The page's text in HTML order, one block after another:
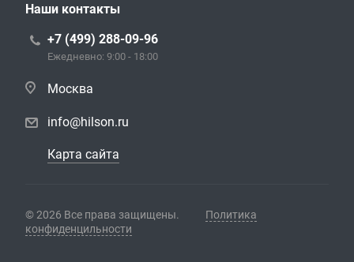
Наши контакты
+7 (499) 288-09-96
Ежедневно: 9:00 - 18:00
Москва
info@hilson.ru
Карта сайта
© 2026 Все права защищены.
Политика
конфиденцильности